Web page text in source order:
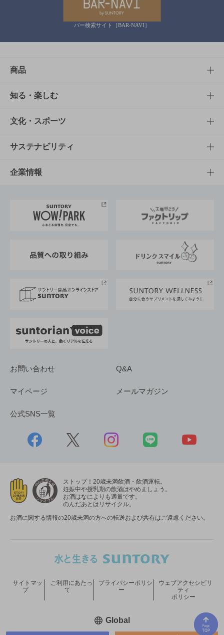
バー検索サイト［BAR-NAVI］
商品
商品TOP
商品一覧
商品発売情報
栄養成分一覧
知る・楽しむ
知る・楽しむTOP
キャンペーン
工場見学
地域情報
文化・スポーツ
文化・スポーツTOP
サントリーホール
サントリーサンバーズ大阪
サステナビリティ
サステナビリティTOP
サントリーが考えるサステナビリティ経営
企業情報
企業概要
採用情報
お問い合わせ Q&A
マイページ メールマガジン
公式SNS一覧
ストップ！20歳未満飲酒・飲酒運転。
妊娠中や授乳期の飲酒はやめましょう。
お酒はなによりも適量です。
のんだあとはリサイクル。
お酒に関する情報の20歳未満の方への転送および共有はご遠慮ください。
サイトマッ
プ
ご利用にあたっ
て
プライバシーポリシ
ー
ウェブアクセシビリ
ティ
ポリシー
Global新しいウィンドウで開く